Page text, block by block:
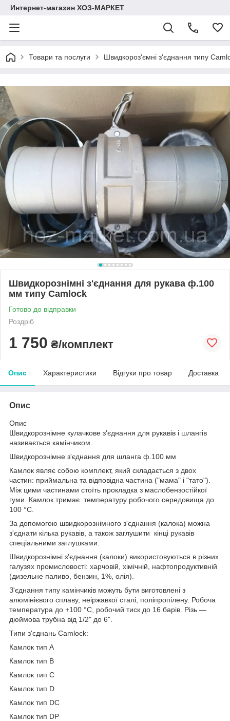
Интернет-магазин ХОЗ-МАРКЕТ
Товари та послуги Швидкороз'ємні з'єднання типу
Швидкорознімні з'єднання для рукава ф.100
мм типу Camlock
Готово до відправки
Роздріб
1 750 ₴/комплект
Опис Характеристики Відгуки про товар Доставка
Опис
Опис
Швидкорознімне кулачкове з'єднання для рукавів і шлангів
називається камінчиком.
Швидкорознімне з'єднання для шланга ф.100 мм
Камлок являє собою комплект, який складається з двох
частин: приймальна та відповідна частина ("мама" і "тато").
Між цими частинами стоїть прокладка з маслобензостійкої
гуми. Камлок тримає температуру робочого середовища до
100 °C.
За допомогою швидкорознімного з'єднання (калока) можна
з'єднати кілька рукавів, а також заглушити кінці рукавів
спеціальними заглушками.
Швидкорознімні з'єднання (калоки) використовуються в різних
галузях промисловості: харчовій, хімічній, нафтопродуктивній
(дизельне паливо, бензин, 1%, олія).
З'єднання типу камінчиків можуть бути виготовлені з
алюмінієвого сплаву, неіржавкої сталі, поліпропілену. Робоча
температура до +100 °C, робочий тиск до 16 барів. Різь —
дюймова трубна від 1/2" до 6".
Типи з'єднань Camlock:
Камлок тип A
Камлок тип B
Камлок тип C
Камлок тип D
Камлок тип DC
Камлок тип DP